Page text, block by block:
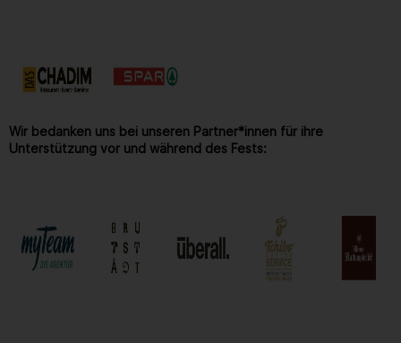
Wir bedanken uns bei unseren Partner*innen für ihre
Unterstützung vor und während des Fests: